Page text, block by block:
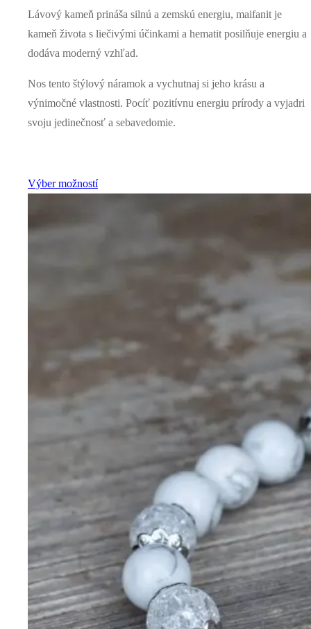
Lávový kameň prináša silnú a zemskú energiu, maifanit je
kameň života s liečivými účinkami a hematit posilňuje energiu a
dodáva moderný vzhľad.
Nos tento štýlový náramok a vychutnaj si jeho krásu a
výnimočné vlastnosti. Pocíť pozitívnu energiu prírody a vyjadri
svoju jedinečnosť a sebavedomie.
Výber možností